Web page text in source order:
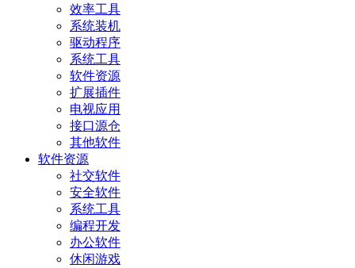
效率工具
系统装机
驱动程序
系统工具
软件资源
扩展插件
电视应用
接口源仓
其他软件
软件资源
社交软件
安全软件
系统工具
编程开发
办公软件
休闲游戏